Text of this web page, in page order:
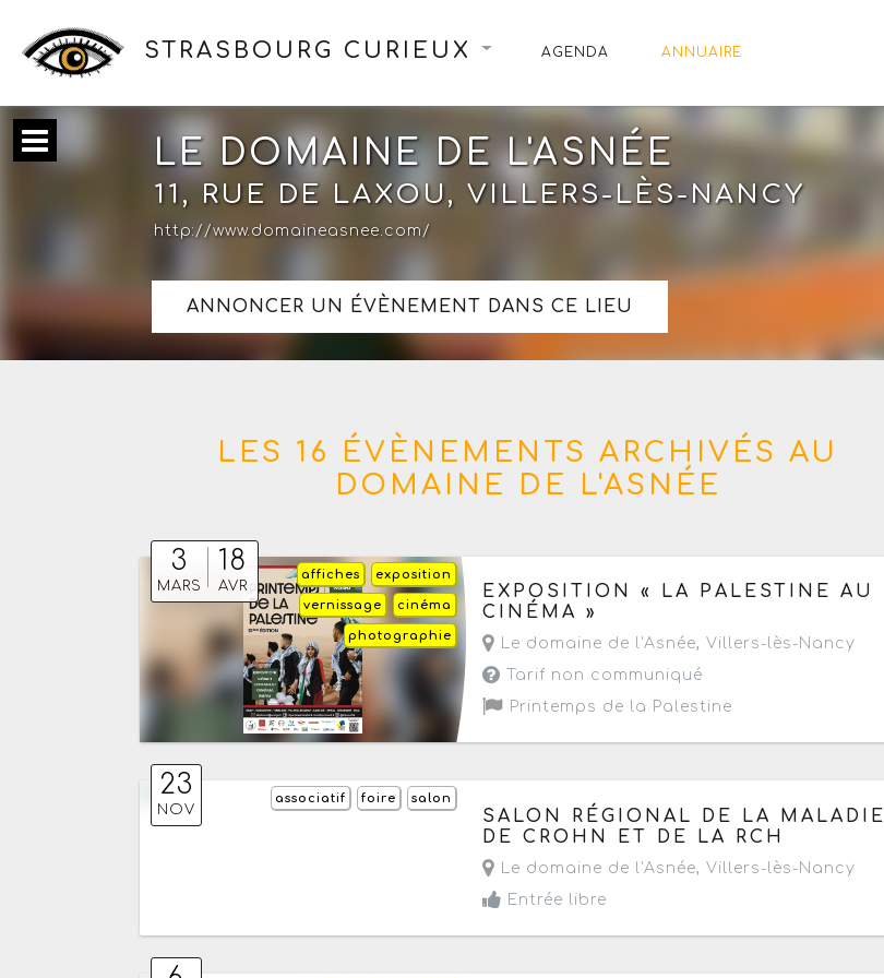
STRASBOURG CURIEUX AGENDA ANNUAIRE
LE DOMAINE DE L'ASNÉE
11, RUE DE LAXOU, VILLERS-LÈS-NANCY
http://www.domaineasnee.com/
ANNONCER UN ÉVÈNEMENT DANS CE LIEU
LES 16 ÉVÈNEMENTS ARCHIVÉS AU
DOMAINE DE L'ASNÉE
3
MARS
18
AVR
exposition
affiches
cinéma
vernissage
photographie
Du vendredi 3 mars au mardi 18 avril 2023
- Terminé
EXPOSITION « LA PALESTINE AU
CINÉMA »
Le domaine de l'Asnée, Villers-lès-Nancy
Tarif non communiqué
Printemps de la Palestine
23
NOV
salon
foire
associatif
Le samedi 23 novembre 2019
de 09h30 à 17h30
SALON RÉGIONAL DE LA MALADIE
DE CROHN ET DE LA RCH
Le domaine de l'Asnée, Villers-lès-Nancy
Entrée libre